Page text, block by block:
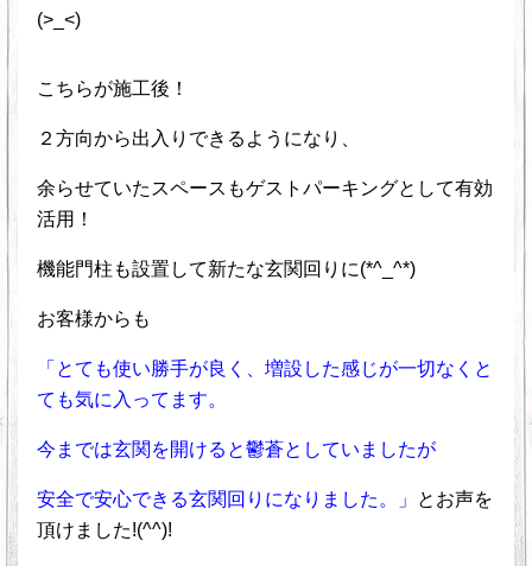
(>_<)
こちらが施工後！
２方向から出入りできるようになり、
余らせていたスペースもゲストパーキングとして有効
活用！
機能門柱も設置して新たな玄関回りに(*^_^*)
お客様からも
「とても使い勝手が良く、増設した感じが一切なくと
ても気に入ってます。
今までは玄関を開けると鬱蒼としていましたが
安全で安心できる玄関回りになりました。」
とお声を
頂けました!(^^)!